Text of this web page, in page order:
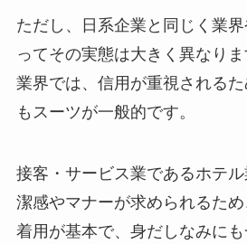
ただし、日系企業と同じく業
ってその実態は大きく異なり
業界では、信用が重視される
もスーツが一般的です。
接客・サービス業であるホテ
潔感やマナーが求められるた
着用が基本で、身だしなみに